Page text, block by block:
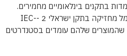
בתקנים בינלאומיים מחמירים.
חברת טי.די.אל.אם לוחות חשמל מחזיקה בתקן ישראלי 2 -IEC-
שהמוצרים שלהם עומדים בסטנדרטים